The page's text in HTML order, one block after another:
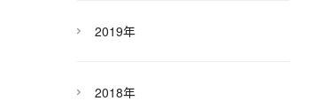
2019年
2018年